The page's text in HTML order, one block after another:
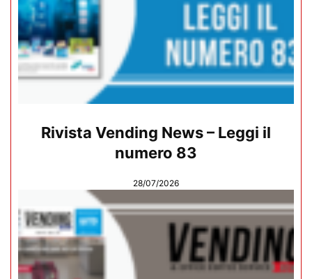
Rivista Vending News – Leggi il
numero 83
28/07/2026